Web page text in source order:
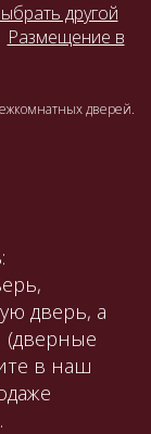
другой
Размещение в
дверей.
дверь, а
(дверные
в наш